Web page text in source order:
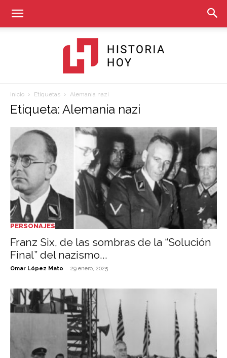
Hoy
Inicio Etiquetas Alemania nazi
Etiqueta: Alemania nazi
PERSONAJES
Franz Six, de las sombras de la “Solución
Final” del nazismo...
Omar López Mato - 29 enero, 2025